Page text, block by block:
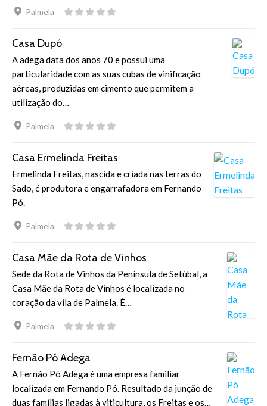
Palmela
Casa Dupó
A adega data dos anos 70 e possui uma
particularidade com as suas cubas de vinificação
aéreas, produzidas em cimento que permitem a
utilização do…
Palmela
Casa Ermelinda Freitas
Ermelinda Freitas, nascida e criada nas terras do
Sado, é produtora e engarrafadora em Fernando
Pó.
Palmela
Casa Mãe da Rota de Vinhos
Sede da Rota de Vinhos da Península de Setúbal, a
Casa Mãe da Rota de Vinhos é localizada no
coração da vila de Palmela. É…
Palmela
Fernão Pó Adega
A Fernão Pó Adega é uma empresa familiar
localizada em Fernando Pó. Resultado da junção de
duas famílias ligadas à viticultura, os Freitas e os…